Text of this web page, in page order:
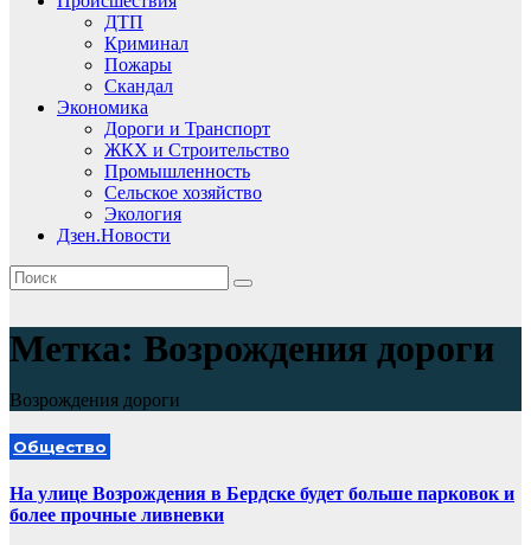
ДТП
Криминал
Пожары
Скандал
Экономика
Дороги и Транспорт
ЖКХ и Строительство
Промышленность
Сельское хозяйство
Экология
Дзен.Новости
Метка: Возрождения дороги
Возрождения дороги
Общество
На улице Возрождения в Бердске будет больше парковок и
более прочные ливневки